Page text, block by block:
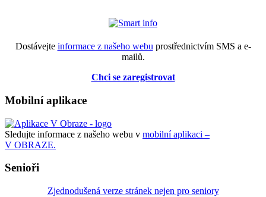
Dostávejte informace z našeho webu prostřednictvím SMS a e-
mailů.
Chci se zaregistrovat
Mobilní aplikace
Sledujte informace z našeho webu v mobilní aplikaci –
V OBRAZE.
Senioři
Zjednodušená verze stránek nejen pro seniory